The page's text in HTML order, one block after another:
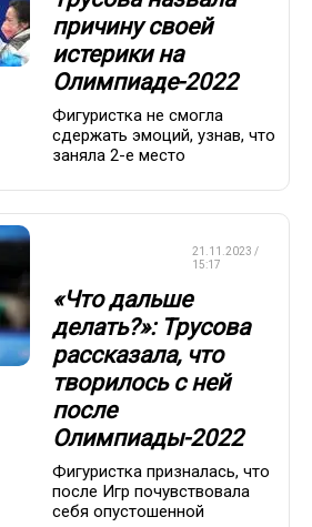
причину своей
истерики на
Олимпиаде-2022
Фигуристка не смогла
сдержать эмоций, узнав, что
заняла 2-е место
21.11.2023 /
15:17
«Что дальше
делать?»: Трусова
рассказала, что
творилось с ней
после
Олимпиады-2022
Фигуристка призналась, что
после Игр почувствовала
себя опустошенной